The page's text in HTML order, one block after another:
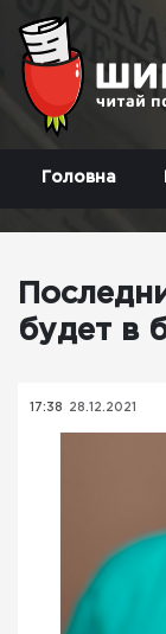
Головна
будет в
17:38 28.12.2021